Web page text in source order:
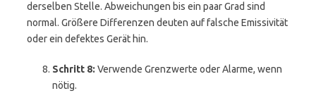
derselben Stelle. Abweichungen bis ein paar Grad sind
normal. Größere Differenzen deuten auf falsche Emissivität
oder ein defektes Gerät hin.
Schritt 8: Verwende Grenzwerte oder Alarme, wenn
nötig.